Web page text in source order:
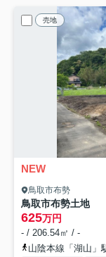
売地
NEW
鳥取市布勢
鳥取市布勢土地
625万円
- / 206.54㎡ / -
山陰本線「湖山」